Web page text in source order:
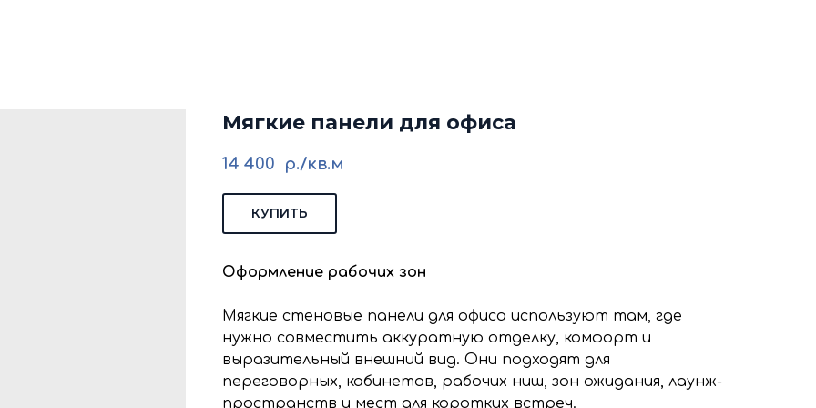
Мягкие панели для офиса
14 400 р./кв.м
КУПИТЬ
Оформление рабочих зон
Мягкие стеновые панели для офиса используют там, где
нужно совместить аккуратную отделку, комфорт и
выразительный внешний вид. Они подходят для
переговорных, кабинетов, рабочих ниш, зон ожидания, лаунж-
пространств и мест для коротких встреч.